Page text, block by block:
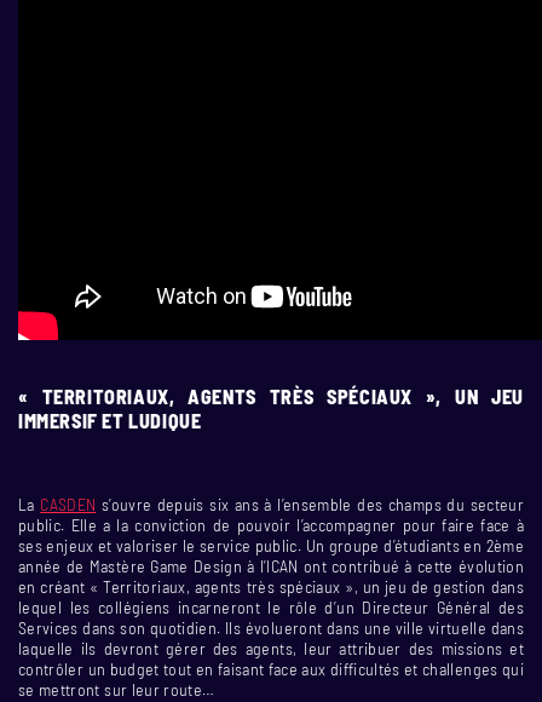
« TERRITORIAUX, AGENTS TRÈS SPÉCIAUX », UN JEU
IMMERSIF ET LUDIQUE
La CASDEN s’ouvre depuis six ans à l’ensemble des champs du secteur
public. Elle a la conviction de pouvoir l’accompagner pour faire face à
ses enjeux et valoriser le service public. Un groupe d’étudiants en 2ème
année de Mastère Game Design à l’ICAN ont contribué à cette évolution
en créant « Territoriaux, agents très spéciaux », un jeu de gestion dans
lequel les collégiens incarneront le rôle d’un Directeur Général des
Services dans son quotidien. Ils évolueront dans une ville virtuelle dans
laquelle ils devront gérer des agents, leur attribuer des missions et
contrôler un budget tout en faisant face aux difficultés et challenges qui
se mettront sur leur route…